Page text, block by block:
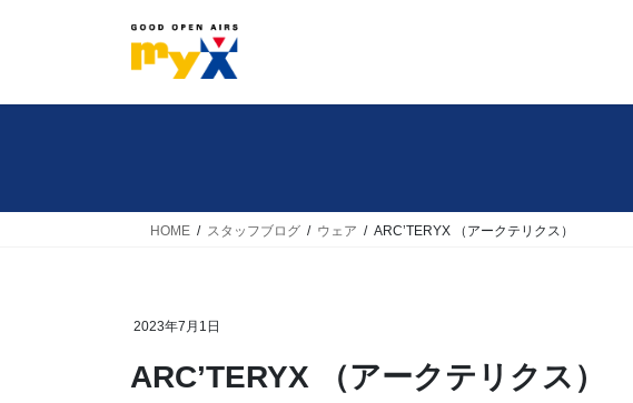
ン
ー
HOME スタッフブログ ウェア ARC’TERYX （アークテリクス）
2023年7月1日
ARC’TERYX （アークテリクス）